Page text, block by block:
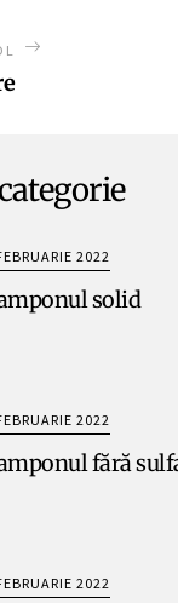
2022
solid
2022
fără
2022